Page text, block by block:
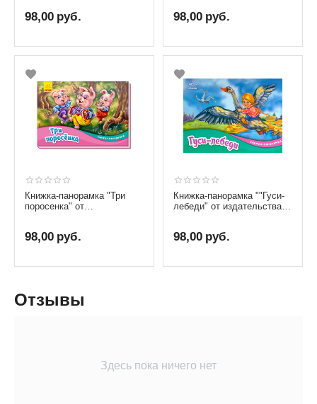
98,00 руб. 98,00 руб.
Книжка-панорамка "Три
поросенка" от
98,00 руб.
Книжка-панорамка ""Гуси-
лебеди" от издательства
98,00 руб.
Отзывы
Здесь пока ничего нет